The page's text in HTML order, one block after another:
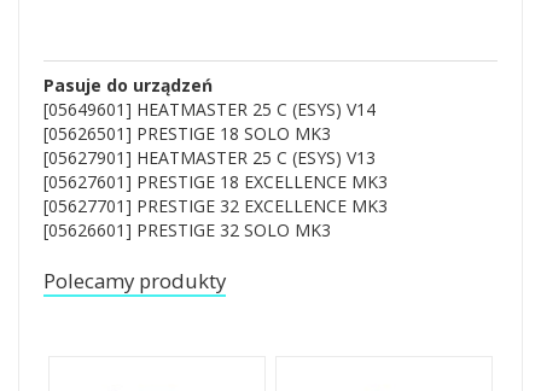
Pasuje do urządzeń
[05649601] HEATMASTER 25 C (ESYS) V14
[05626501] PRESTIGE 18 SOLO MK3
[05627901] HEATMASTER 25 C (ESYS) V13
[05627601] PRESTIGE 18 EXCELLENCE MK3
[05627701] PRESTIGE 32 EXCELLENCE MK3
[05626601] PRESTIGE 32 SOLO MK3
Polecamy produkty